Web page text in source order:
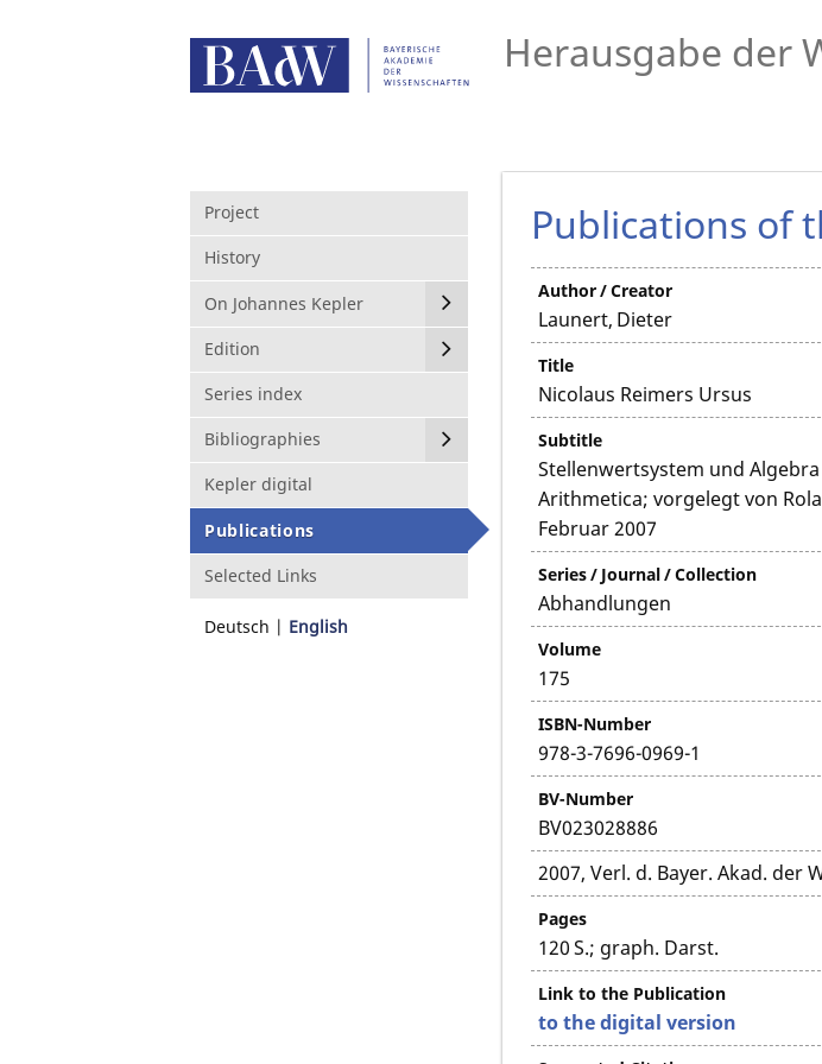
Herausgabe der
Project
History
On Johannes Kepler
Edition
Series index
Bibliographies
Kepler digital
Publications
Selected Links
Deutsch English
Publications of
Author / Creator
Launert, Dieter
Title
Nicolaus Reimers Ursus
Subtitle
Stellenwertsystem und
Arithmetica; vorgelegt von
Februar 2007
Series / Journal / Collection
Abhandlungen
Volume
175
ISBN-Number
978-3-7696-0969-1
BV-Number
BV023028886
2007, Verl. d. Bayer. Akad. der
Pages
120 S.; graph. Darst.
Link to the Publication
to the digital version